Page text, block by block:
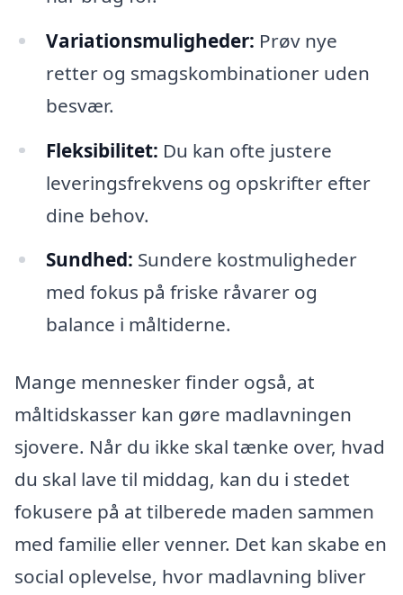
Variationsmuligheder: Prøv nye
retter og smagskombinationer uden
besvær.
Fleksibilitet: Du kan ofte justere
leveringsfrekvens og opskrifter efter
dine behov.
Sundhed: Sundere kostmuligheder
med fokus på friske råvarer og
balance i måltiderne.
Mange mennesker finder også, at
måltidskasser kan gøre madlavningen
sjovere. Når du ikke skal tænke over, hvad
du skal lave til middag, kan du i stedet
fokusere på at tilberede maden sammen
med familie eller venner. Det kan skabe en
social oplevelse, hvor madlavning bliver